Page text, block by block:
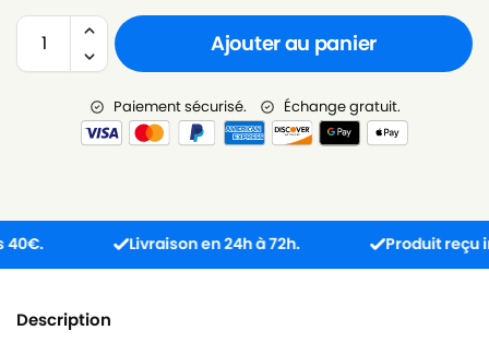
Ajouter au panier
Paiement sécurisé. Échange gratuit.
Livraison en 24h à 72h. Produit reçu
Description